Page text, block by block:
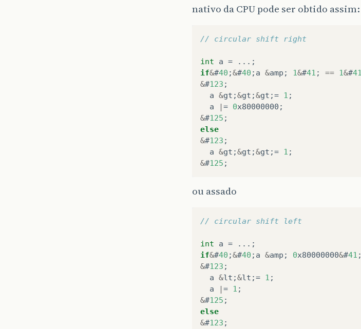
nativo da CPU pode ser obtido assim:
// circular shift right
int a =
...;
if&#40 ;&#40 ; a &amp ; 1&#41 ; == 1&#41
&#123 ;
a &gt ;&gt ;&gt ;= 1 ;
a
| = 0x80000000 ;
&#125 ;
else
&#123 ;
a &gt ;&gt ;&gt ;= 1 ;
&#125 ;
ou assado
// circular shift left
int a =
...;
if&#40 ;&#40 ; a &amp ; 0x80000000&#41 ;
&#123 ;
a &lt ;&lt ;= 1 ;
a
| = 1 ;
&#125 ;
else
&#123 ;